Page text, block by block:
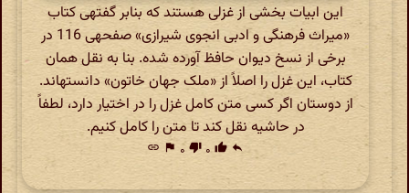
این ابیات بخشی از غزلی هستند که بنابر گفته‏ی کتاب
«میراث فرهنگی و ادبی انجوی شیرازی» صفحه‏ی 116 در
برخی از نسخ دیوان حافظ آورده شده. بنا به نقل همان
کتاب، این غزل را اصلاً از «ملک جهان خاتون» دانسته‏اند.
از دوستان اگر کسی متن کامل غزل را در اختیار دارد، لطفاً
در حاشیه نقل کند تا متن را کامل کنیم.
reply
thumb_up ۰ thumb_down ۰ flag
link